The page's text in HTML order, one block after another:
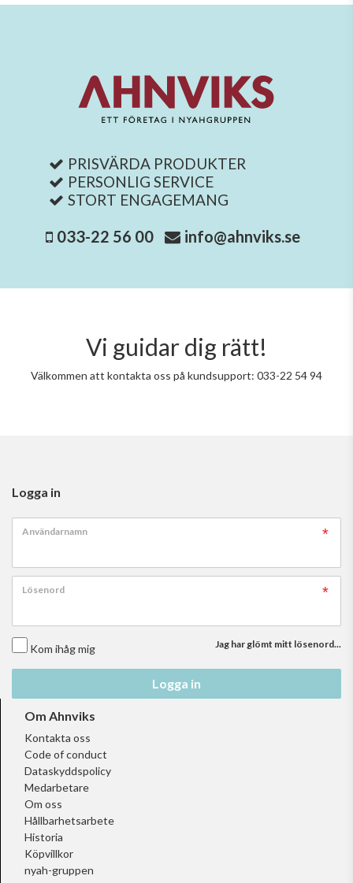
PRISVÄRDA PRODUKTER
PERSONLIG SERVICE
STORT ENGAGEMANG
033-22 56 00 info@ahnviks.se
Vi guidar dig rätt!
Välkommen att kontakta oss på kundsupport: 033-22 54 94
Logga in
Användarnamn
Lösenord
Kom ihåg mig Jag har glömt mitt lösenord...
Logga in
Om Ahnviks
Kontakta oss
Code of conduct
Dataskyddspolicy
Medarbetare
Om oss
Hållbarhetsarbete
Historia
Köpvillkor
nyah-gruppen